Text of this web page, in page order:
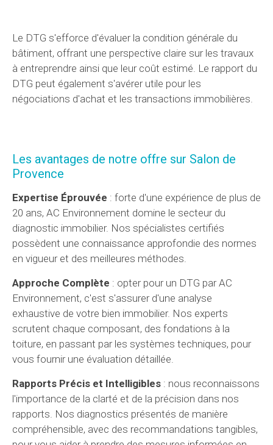
Le DTG s'efforce d'évaluer la condition générale du
bâtiment, offrant une perspective claire sur les travaux
à entreprendre ainsi que leur coût estimé. Le rapport du
DTG peut également s'avérer utile pour les
négociations d'achat et les transactions immobilières.
Les avantages de notre offre sur Salon de
Provence
Expertise Éprouvée : forte d'une expérience de plus de
20 ans, AC Environnement domine le secteur du
diagnostic immobilier. Nos spécialistes certifiés
possèdent une connaissance approfondie des normes
en vigueur et des meilleures méthodes.
Approche Complète : opter pour un DTG par AC
Environnement, c'est s'assurer d'une analyse
exhaustive de votre bien immobilier. Nos experts
scrutent chaque composant, des fondations à la
toiture, en passant par les systèmes techniques, pour
vous fournir une évaluation détaillée.
Rapports Précis et Intelligibles : nous reconnaissons
l'importance de la clarté et de la précision dans nos
rapports. Nos diagnostics présentés de manière
compréhensible, avec des recommandations tangibles,